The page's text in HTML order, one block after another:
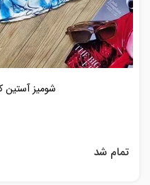
شومیز آستین
تمام شد